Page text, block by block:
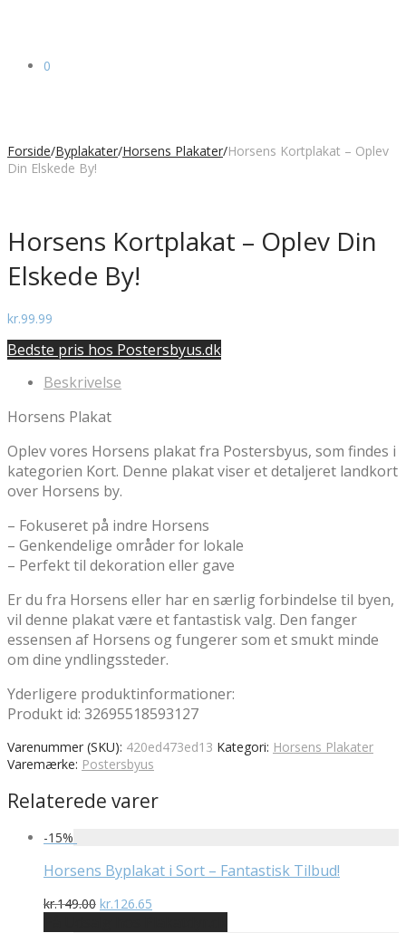
0
Forside/Byplakater/Horsens Plakater/Horsens Kortplakat – Oplev
Din Elskede By!
Horsens Kortplakat – Oplev Din
Elskede By!
kr.99.99
Bedste pris hos Postersbyus.dk
Beskrivelse
Horsens Plakat
Oplev vores Horsens plakat fra Postersbyus, som findes i
kategorien Kort. Denne plakat viser et detaljeret landkort
over Horsens by.
– Fokuseret på indre Horsens
– Genkendelige områder for lokale
– Perfekt til dekoration eller gave
Er du fra Horsens eller har en særlig forbindelse til byen,
vil denne plakat være et fantastisk valg. Den fanger
essensen af Horsens og fungerer som et smukt minde
om dine yndlingssteder.
Yderligere produktinformationer:
Produkt id: 32695518593127
Varenummer (SKU): 420ed473ed13 Kategori: Horsens Plakater
Varemærke: Postersbyus
Relaterede varer
-15%
Horsens Byplakat i Sort – Fantastisk Tilbud!
kr.149.00 Den
kr.126.65